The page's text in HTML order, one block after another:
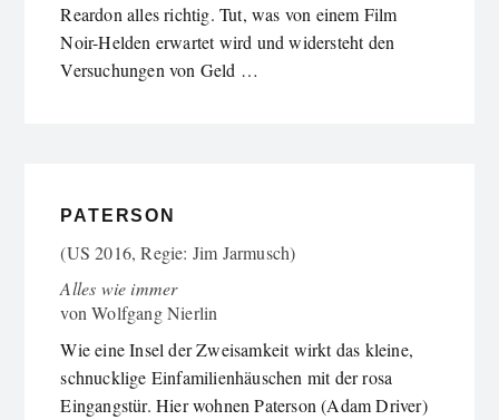
Reardon alles richtig. Tut, was von einem Film
Noir-Helden erwartet wird und widersteht den
Versuchungen von Geld …
PATERSON
(US 2016, Regie: Jim Jarmusch)
Alles wie immer
vonWolfgang Nierlin
Wie eine Insel der Zweisamkeit wirkt das kleine,
schnucklige Einfamilienhäuschen mit der rosa
Eingangstür. Hier wohnen Paterson (Adam Driver)